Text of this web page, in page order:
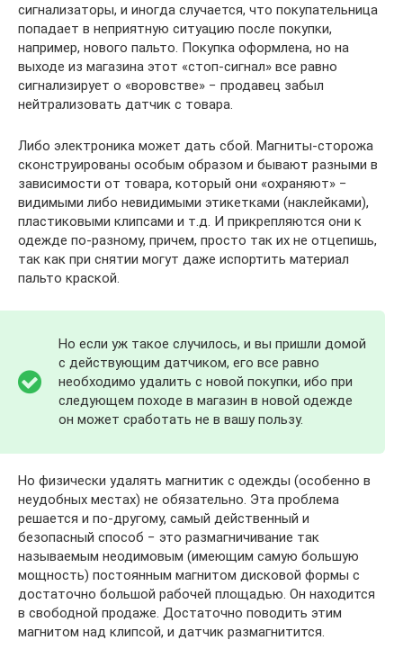
сигнализаторы, и иногда случается, что покупательница
попадает в неприятную ситуацию после покупки,
например, нового пальто. Покупка оформлена, но на
выходе из магазина этот «стоп-сигнал» все равно
сигнализирует о «воровстве» − продавец забыл
нейтрализовать датчик с товара.
Либо электроника может дать сбой. Магниты-сторожа
сконструированы особым образом и бывают разными в
зависимости от товара, который они «охраняют» −
видимыми либо невидимыми этикетками (наклейками),
пластиковыми клипсами и т.д. И прикрепляются они к
одежде по-разному, причем, просто так их не отцепишь,
так как при снятии могут даже испортить материал
пальто краской.
Но если уж такое случилось, и вы пришли домой
с действующим датчиком, его все равно
необходимо удалить с новой покупки, ибо при
следующем походе в магазин в новой одежде
он может сработать не в вашу пользу.
Но физически удалять магнитик с одежды (особенно в
неудобных местах) не обязательно. Эта проблема
решается и по-другому, самый действенный и
безопасный способ − это размагничивание так
называемым неодимовым (имеющим самую большую
мощность) постоянным магнитом дисковой формы с
достаточно большой рабочей площадью. Он находится
в свободной продаже. Достаточно поводить этим
магнитом над клипсой, и датчик размагнитится.